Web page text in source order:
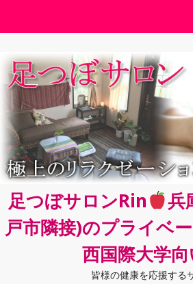
ン
ツ
へ
ス
キ
ッ
プ
足つぼサロンRin
兵
戸市隣接)のプライベ
西国際大学
皆様の健康を応援する